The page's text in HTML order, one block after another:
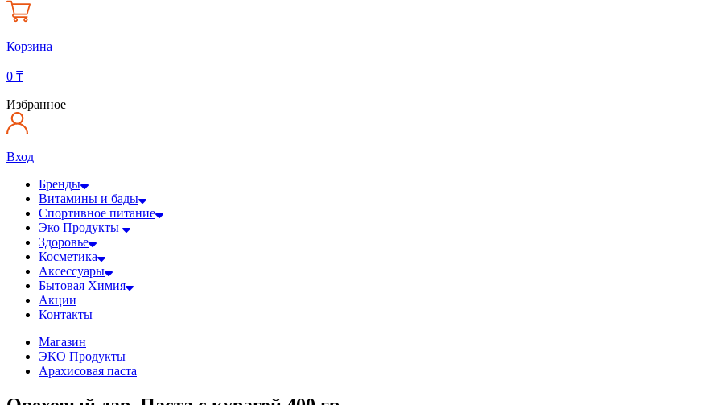
Корзина
0 ₸
Избранное
Вход
Бренды
Витамины и бады
Спортивное питание
Эко Продукты
Здоровье
Косметика
Аксессуары
Бытовая Химия
Акции
Контакты
Магазин
ЭКО Продукты
Арахисовая паста